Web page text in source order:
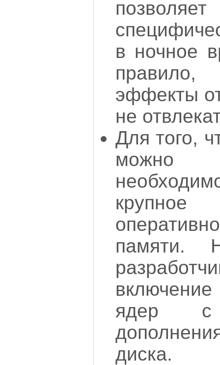
в ночное
эффекты
не
Для того,
можно
крупное
памяти.
включение
ядер с
диска.